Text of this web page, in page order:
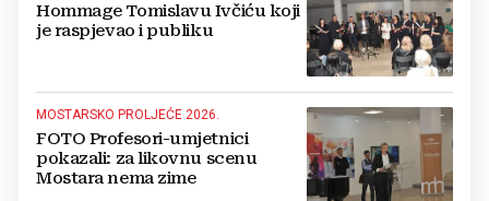
Hommage Tomislavu Ivčiću koji
je raspjevao i publiku
MOSTARSKO PROLJEĆE 2026.
FOTO Profesori-umjetnici
pokazali: za likovnu scenu
Mostara nema zime